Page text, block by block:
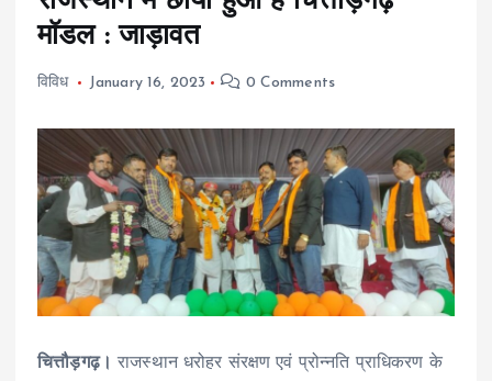
मॉडल : जाड़ावत
विविध January 16, 2023 0 Comments
चित्तौड़गढ़।राजस्थान धरोहर संरक्षण एवं प्रोन्नति प्राधिकरण के